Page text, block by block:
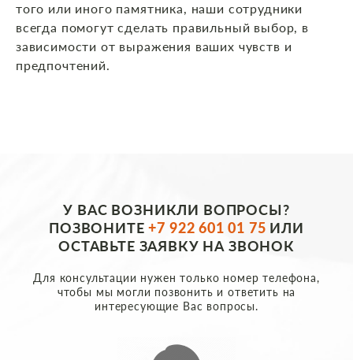
того или иного памятника, наши сотрудники
всегда помогут сделать правильный выбор, в
зависимости от выражения ваших чувств и
предпочтений.
У ВАС ВОЗНИКЛИ ВОПРОСЫ?
ПОЗВОНИТЕ+7 922 601 01 75 ИЛИ
ОСТАВЬТЕ ЗАЯВКУ НА ЗВОНОК
Для консультации нужен только номер телефона,
чтобы мы могли позвонить и ответить на
интересующие Вас вопросы.